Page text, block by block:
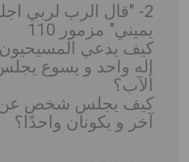
2- "قال الرب لربي
يميني" مزمور 110
كيف يدعي المسيحيون
إله واحد و يسوع
الآب؟
كيف يجلس شخص
آخر و يكونان واحدًا؟